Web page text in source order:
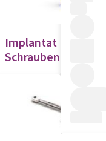
Implantat
Schraubendreher